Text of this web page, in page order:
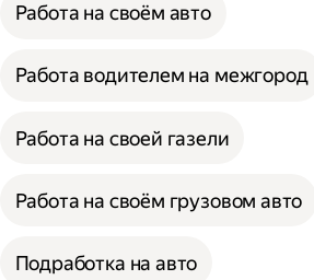
Работа на своём авто
Работа водителем на межгород
Работа на своей газели
Работа на своём грузовом авто
Подработка на авто